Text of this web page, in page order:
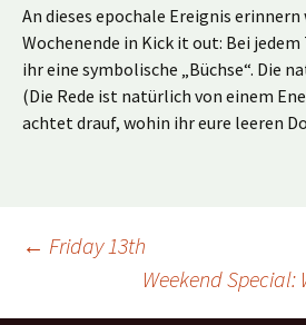
An dieses epochale Ereignis erinnern
Wochenende in Kick it out: Bei
ihr eine symbolische „Büchse“. Die
(Die Rede ist natürlich von einem
achtet drauf, wohin ihr eure leeren
← Friday 13th
Weekend Special: